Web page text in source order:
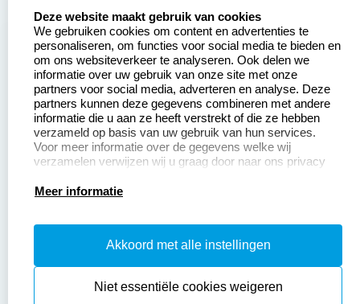
Aanvraag op maat
Betaling &
Verzending
Wederverkoper
worden
Sale
Contact opnemen
Veel gestelde vragen
Retourneren
Herroepingsrecht
Productinformatie:
Instructiepagina
Aanleverspecificaties
Safety Sheets
Deze website maakt gebruik van cookies
We gebruiken cookies om content en advertenties te
personaliseren, om functies voor social media te bieden en
om ons websiteverkeer te analyseren. Ook delen we
informatie over uw gebruik van onze site met onze
partners voor social media, adverteren en analyse. Deze
partners kunnen deze gegevens combineren met andere
informatie die u aan ze heeft verstrekt of die ze hebben
verzameld op basis van uw gebruik van hun services.
Voor meer informatie over de gegevens welke wij
verzamelen verwijzen wij u graag door naar ons privacy
Meer informatie
Akkoord met alle instellingen
Niet essentiële cookies weigeren